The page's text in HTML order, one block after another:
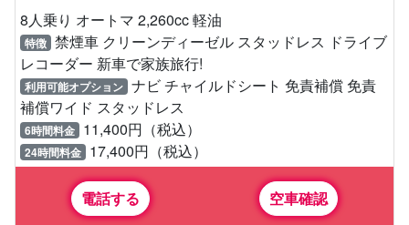
8人乗り オートマ 2,260cc 軽油
特徴 禁煙車 クリーンディーゼル スタッドレス ドライブ
レコーダー 新車で家族旅行!
利用可能オプション ナビ チャイルドシート 免責補償 免責
補償ワイド スタッドレス
6時間料金 11,400円（税込）
24時間料金 17,400円（税込）
電話する 空車確認